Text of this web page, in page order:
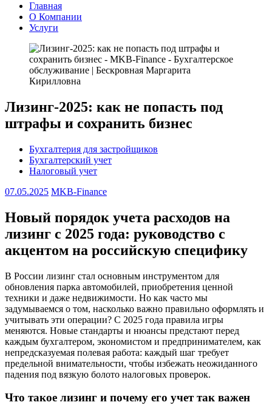
Главная
О Компании
Услуги
Лизинг-2025: как не попасть под
штрафы и сохранить бизнес
Бухгалтерия для застройщиков
Бухгалтерский учет
Налоговый учет
07.05.2025 MKB-Finance
Новый порядок учета расходов на
лизинг с 2025 года: руководство с
акцентом на российскую специфику
В России лизинг стал основным инструментом для
обновления парка автомобилей, приобретения ценной
техники и даже недвижимости. Но как часто мы
задумываемся о том, насколько важно правильно оформлять и
учитывать эти операции? С 2025 года правила игры
меняются. Новые стандарты и нюансы предстают перед
каждым бухгалтером, экономистом и предпринимателем, как
непредсказуемая полевая работа: каждый шаг требует
предельной внимательности, чтобы избежать неожиданного
падения под вязкую болото налоговых проверок.
Что такое лизинг и почему его учет так важен